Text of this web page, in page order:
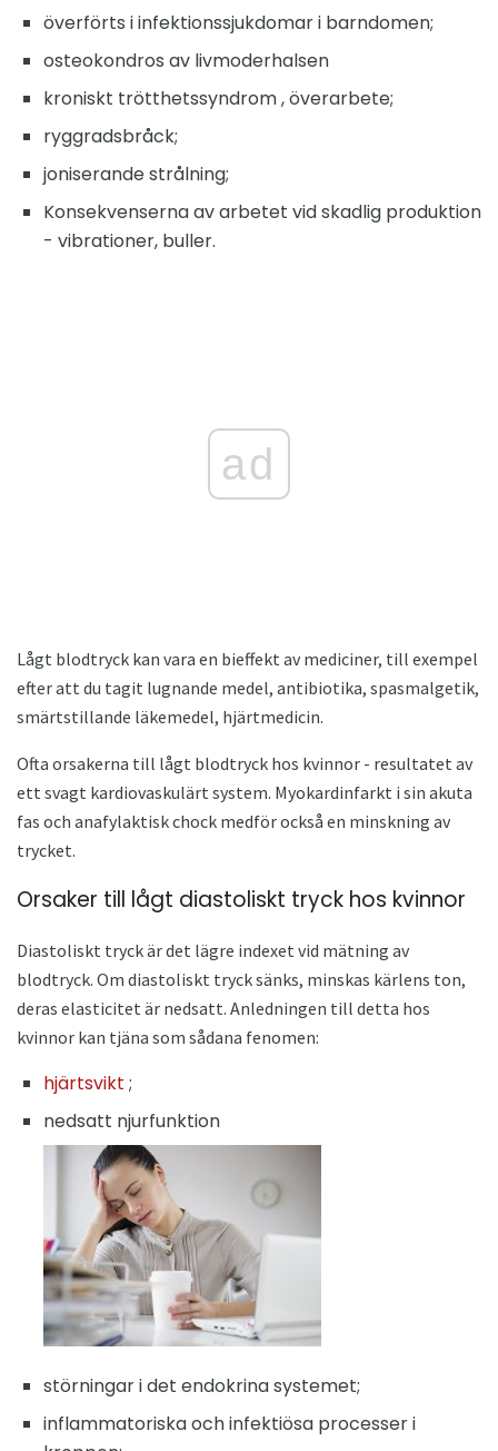
överförts i infektionssjukdomar i barndomen;
osteokondros av livmoderhalsen
kroniskt trötthetssyndrom , överarbete;
ryggradsbråck;
joniserande strålning;
Konsekvenserna av arbetet vid skadlig produktion
- vibrationer, buller.
ad
Lågt blodtryck kan vara en bieffekt av mediciner, till exempel
efter att du tagit lugnande medel, antibiotika, spasmalgetik,
smärtstillande läkemedel, hjärtmedicin.
Ofta orsakerna till lågt blodtryck hos kvinnor - resultatet av
ett svagt kardiovaskulärt system. Myokardinfarkt i sin akuta
fas och anafylaktisk chock medför också en minskning av
trycket.
Orsaker till lågt diastoliskt tryck hos kvinnor
Diastoliskt tryck är det lägre indexet vid mätning av
blodtryck. Om diastoliskt tryck sänks, minskas kärlens ton,
deras elasticitet är nedsatt. Anledningen till detta hos
kvinnor kan tjäna som sådana fenomen:
hjärtsvikt ;
nedsatt njurfunktion
störningar i det endokrina systemet;
inflammatoriska och infektiösa processer i